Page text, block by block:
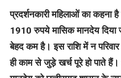
प्रदर्शनकारी महिलाओं का कहना है
1910 रुपये मासिक मानदेय
बेहद कम है। इस राशि में न
ही काम से जुड़े खर्च पूरे हो पाते